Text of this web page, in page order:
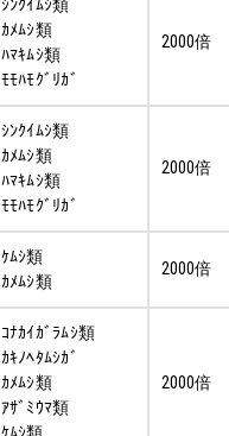
ｼﾝｸｲﾑｼ類
ｶﾒﾑｼ類
ﾊﾏｷﾑｼ類
ﾓﾓﾊﾓｸﾞﾘｶﾞ
2000倍
ｼﾝｸｲﾑｼ類
ｶﾒﾑｼ類
ﾊﾏｷﾑｼ類
ﾓﾓﾊﾓｸﾞﾘｶﾞ
2000倍
ｹﾑｼ類
ｶﾒﾑｼ類
2000倍
ｺﾅｶｲｶﾞﾗﾑｼ類
ｶｷﾉﾍﾀﾑｼｶﾞ
ｶﾒﾑｼ類
ｱｻﾞﾐｳﾏ類
2000倍